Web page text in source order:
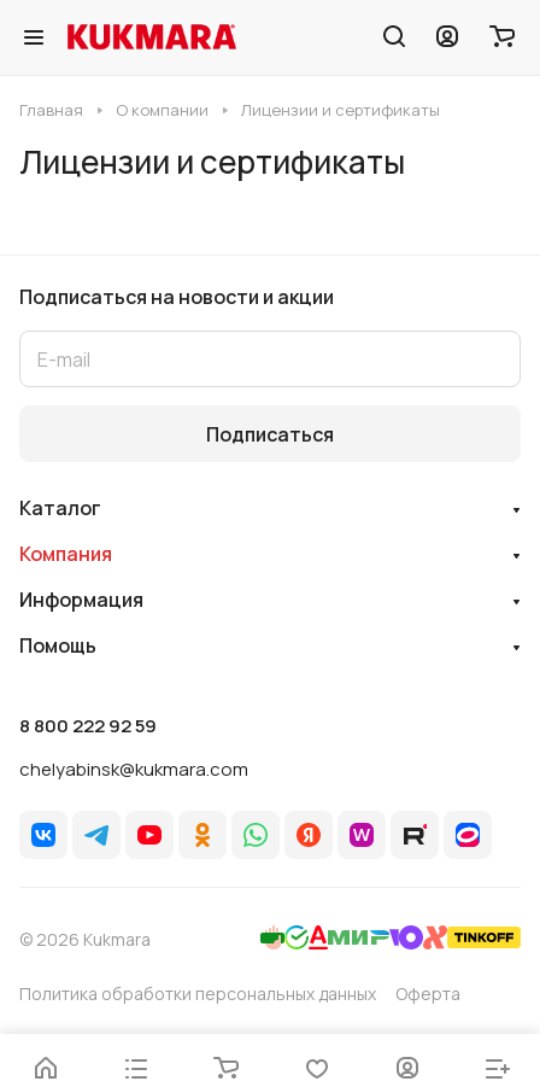
Главная О компании Лицензии и сертификаты
Лицензии и сертификаты
Подписаться на новости и акции
Подписаться
Каталог
Компания
Информация
Помощь
8 800 222 92 59
chelyabinsk@kukmara.com
© 2026 Kukmara
Политика обработки персональных данных Оферта